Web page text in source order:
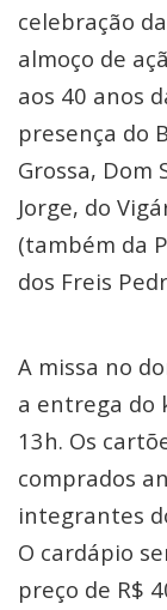
celebração
almoço de
aos 40 anos
presença do
Grossa, Dom
Jorge, do
(também da
dos Freis
A missa no
a entrega do
13h. Os
comprados
integrantes
O cardápio
preço de R$